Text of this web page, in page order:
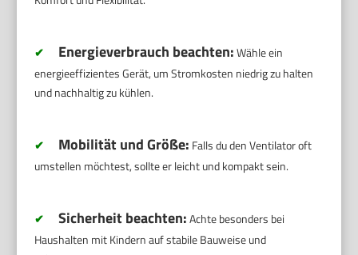
✔ Energieverbrauch beachten:Wähle ein
energieeffizientes Gerät, um Stromkosten niedrig zu halten
und nachhaltig zu kühlen.
✔ Mobilität und Größe: Falls du den Ventilator oft
umstellen möchtest, sollte er leicht und kompakt sein.
✔ Sicherheit beachten:Achte besonders bei
Haushalten mit Kindern auf stabile Bauweise und